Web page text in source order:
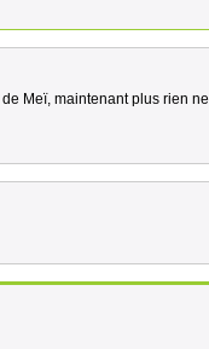
Meï, maintenant plus rien